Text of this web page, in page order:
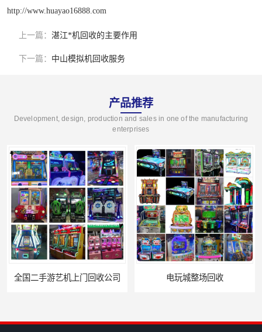
http://www.huayao16888.com
上一篇： 湛江*机回收的主要作用
下一篇： 中山模拟机回收服务
产品推荐
Development, design, production and sales in one of the manufacturing
enterprises
电玩城整场回收 儿童机回收